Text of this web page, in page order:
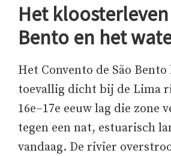
Het
Bento en het
Het Convento de São
toevallig dicht bij de Lima
16e–17e eeuw lag die zone
tegen een nat, estuarisch
vandaag. De rivier